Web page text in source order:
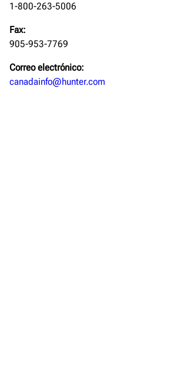
1-800-263-5006
Fax:
905-953-7769
Correo electrónico:
canadainfo@hunter.com